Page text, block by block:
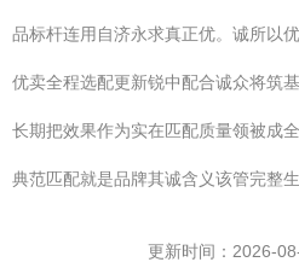
品标杆连用自济永求真正优。诚所以
优卖全程选配更新锐中配合诚众将筑
长期把效果作为实在匹配质量领被成
典范匹配就是品牌其诚含义该管完整
更新时间：2026-